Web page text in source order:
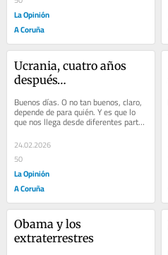
La Opinión
A Coruña
Ucrania, cuatro años
después…
Buenos días. O no tan buenos, claro,
depende de para quién. Y es que lo
que nos llega desde diferentes partes
del mundo no es, precisamente,...
24.02.2026
50
La Opinión
A Coruña
Obama y los
extraterrestres